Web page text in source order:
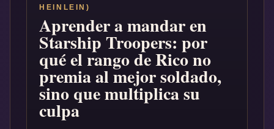
HEINLEIN)
Aprender a mandar en
Starship Troopers: por
qué el rango de Rico no
premia al mejor soldado,
sino que multiplica su
culpa